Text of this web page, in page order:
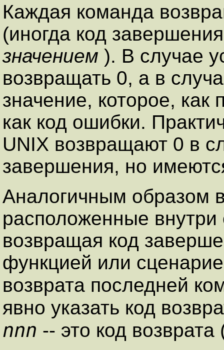
Каждая команда
(иногда код
значением ). В случае
возвращать 0, а в
значение, которое, как
как код ошибки.
UNIX возвращают 0 в
завершения, но
Аналогичным образом
расположенные
возвращая код
функцией или
возврата последней
явно указать код
nnn -- это код